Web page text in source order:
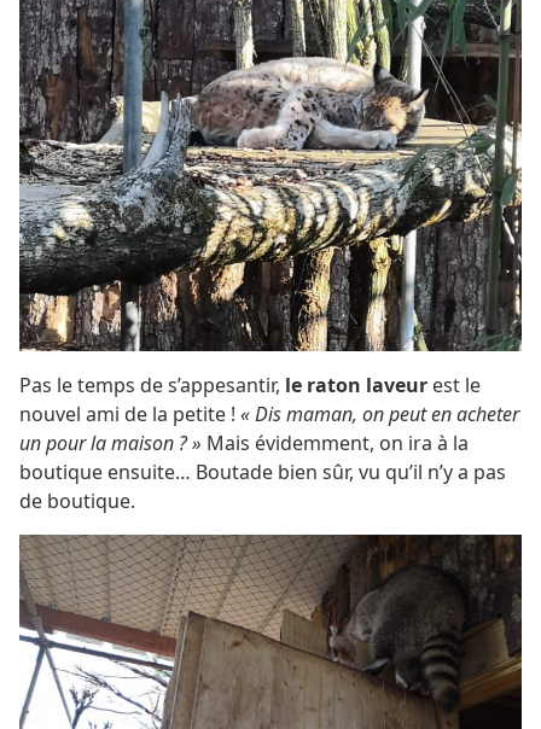
Pas le temps de s’appesantir, le raton laveur est le
nouvel ami de la petite ! « Dis maman, on peut en acheter
un pour la maison ? » Mais évidemment, on ira à la
boutique ensuite… Boutade bien sûr, vu qu’il n’y a pas
de boutique.